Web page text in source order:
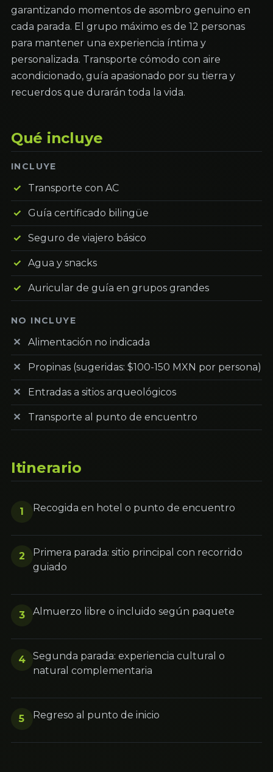
garantizando momentos de asombro genuino en
cada parada. El grupo máximo es de 12 personas
para mantener una experiencia íntima y
personalizada. Transporte cómodo con aire
acondicionado, guía apasionado por su tierra y
recuerdos que durarán toda la vida.
Qué incluye
INCLUYE
Transporte con AC
Guía certificado bilingüe
Seguro de viajero básico
Agua y snacks
Auricular de guía en grupos grandes
NO INCLUYE
Alimentación no indicada
Propinas (sugeridas: $100-150 MXN por persona)
Entradas a sitios arqueológicos
Transporte al punto de encuentro
Itinerario
1 Recogida en hotel o punto de encuentro
2
Primera parada: sitio principal con recorrido
guiado
3 Almuerzo libre o incluido según paquete
4
Segunda parada: experiencia cultural o
natural complementaria
5 Regreso al punto de inicio